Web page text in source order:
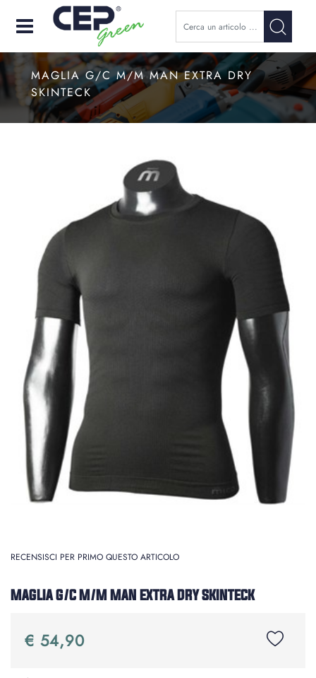
Open
MAGLIA G/C M/M MAN EXTRA DRY
SKINTECK
RECENSISCI PER PRIMO QUESTO ARTICOLO
MAGLIA G/C M/M MAN EXTRA DRY SKINTECK
€ 54,90